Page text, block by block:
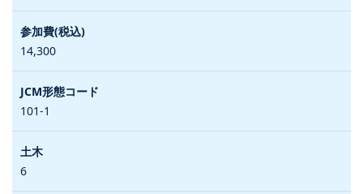
14,300
101-1
6